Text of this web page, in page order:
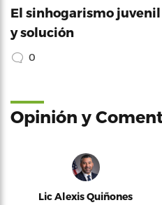
El sinhogarismo
y solución
0
Opinión y
Lic Alexis Quiñones